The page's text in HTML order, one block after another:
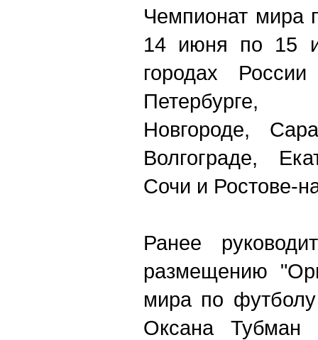
Чемпионат мира
14 июня по 15
городах
Новгороде,
Волгограде,
Сочи и Ростове-
Ранее
размещению
мира по
Оксана